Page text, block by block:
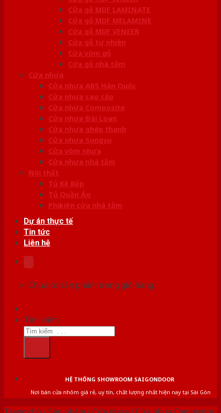
Cửa gỗ MDF LAMINATE
Cửa gỗ MDF MELAMINE
Cửa gỗ MDF VENEER
Cửa gỗ tự nhiên
Cửa vòm gỗ
Cửa gỗ nhà tắm
Cửa nhựa
Cửa nhựa ABS Hàn Quốc
Cửa nhựa cao cấp
Cửa nhựa Composite
Cửa nhựa Đài Loan
Cửa nhựa ghép thanh
Cửa nhựa Sungyu
Cửa vòm nhựa
Cửa nhựa nhà tắm
Nội thất
Tủ Kệ Bếp
Tủ Quần Áo
Phụ kiện cửa nhà tắm
Dự án thực tế
Tin tức
Liên hệ
Chưa có sản phẩm trong giỏ hàng.
Tìm kiếm:
HỆ THỐNG SHOWROOM SAIGONDOOR
Nơi bán cửa nhôm giá rẻ, uy tín, chất lượng nhất hiện nay tại Sài Gòn